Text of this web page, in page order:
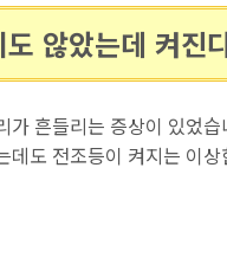
않았는데 켜진
가 흔들리는 증상이 있었
데도 전조등이 켜지는 이